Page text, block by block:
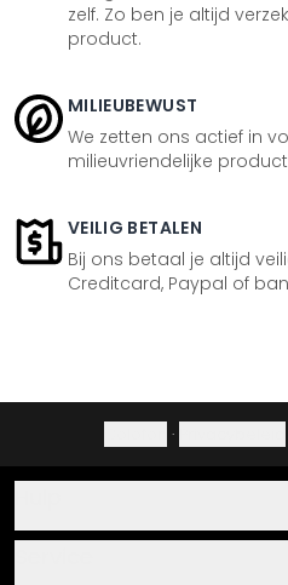
zelf. Zo ben je altijd
product.
MILIEUBEWUST
We zetten ons actief in
milieuvriendelijke
VEILIG BETALEN
Bij ons betaal je altijd
Creditcard, Paypal of
·